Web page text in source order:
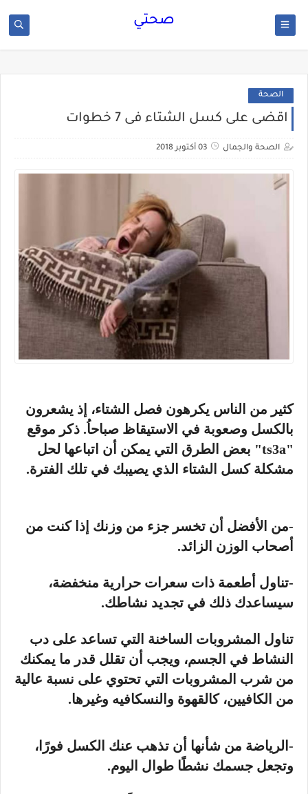
صحتي
الصحة
اقضى على كسل الشتاء فى 7 خطوات
الصحة والجمال 03 أكتوبر 2018
كثير من الناس يكرهون فصل الشتاء، إذ يشعرون
بالكسل وصعوبة في الاستيقاظ صباحاُ. ذكر موقع
"ts3a" بعض الطرق التي يمكن أن اتباعها لحل
مشكلة كسل الشتاء الذي يصيبك في تلك الفترة.
-من الأفضل أن تخسر جزء من وزنك إذا كنت من
أصحاب الوزن الزائد.
-تناول أطعمة ذات سعرات حرارية منخفضة،
سيساعدك ذلك في تجديد نشاطك.
تناول المشروبات الساخنة التي تساعد على دب
النشاط في الجسم، ويجب أن تقلل قدر ما يمكنك
من شرب المشروبات التي تحتوي على نسبة عالية
من الكافيين، كالقهوة والنسكافيه وغيرها.
-الرياضة من شأنها أن تذهب عنك الكسل فورًا،
وتجعل جسمك نشطًا طوال اليوم.